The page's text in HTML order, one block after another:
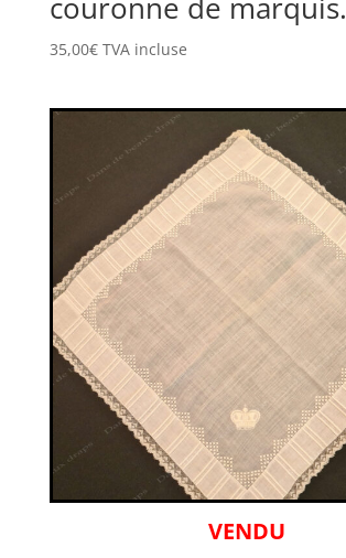
couronne de marquis.
35,00€ TVA incluse
VENDU